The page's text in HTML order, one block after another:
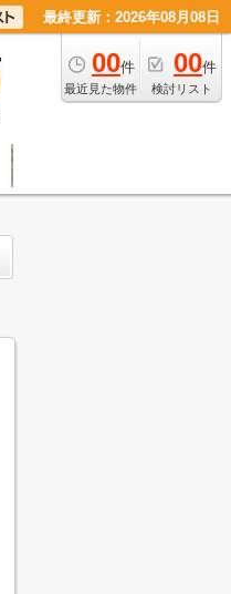
最終更新：2026年08月08日
00件
最近見た物件
00件
検討リスト